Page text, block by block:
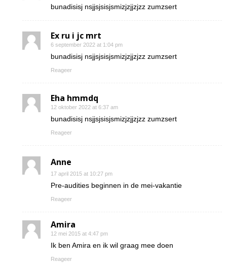
bunadisisj nsjjsjsisjsmizjzjjzjzz zumzsert
Ex ru i jc mrt
6 september 2022 at 1:04 pm
bunadisisj nsjjsjsisjsmizjzjjzjzz zumzsert
Reageer
Eha hmmdq
12 oktober 2022 at 6:37 am
bunadisisj nsjjsjsisjsmizjzjjzjzz zumzsert
Reageer
Anne
17 april 2015 at 10:27 pm
Pre-audities beginnen in de mei-vakantie
Reageer
Amira
12 mei 2015 at 4:47 pm
Ik ben Amira en ik wil graag mee doen
Reageer